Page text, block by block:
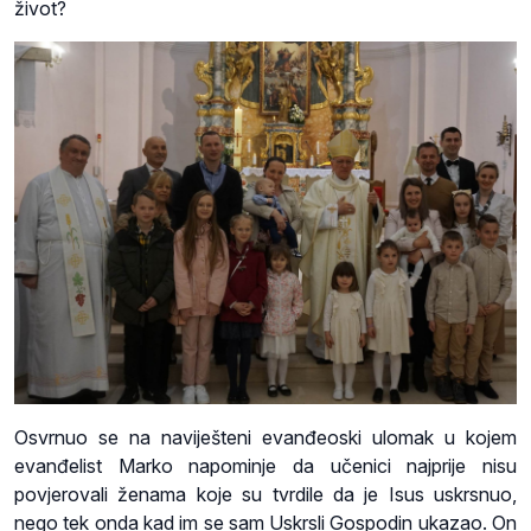
život?
Osvrnuo se na naviješteni evanđeoski ulomak u kojem
evanđelist Marko napominje da učenici najprije nisu
povjerovali ženama koje su tvrdile da je Isus uskrsnuo,
nego tek onda kad im se sam Uskrsli Gospodin ukazao. On